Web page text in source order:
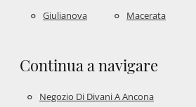
Giulianova Macerata
Continua a navigare
Negozio Di Divani A Ancona